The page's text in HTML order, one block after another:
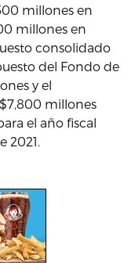
millones en
millones en
consolidado
del Fondo de
y el
millones
el año fiscal
2021.